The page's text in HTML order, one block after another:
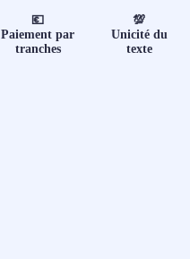
📄
💶
Paiement par
tranches
💯
Unicité du
texte